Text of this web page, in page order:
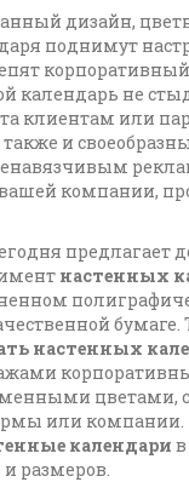
дизайн,
поднимут
календарь не
клиентам или
также и
компании,
предлагает
настенных
бумаге.
настенных
цветами,
или
календари
размеров.